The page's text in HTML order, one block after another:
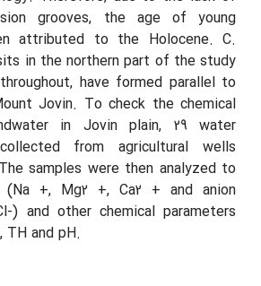
grooves, the age of young
attributed to the Holocene. C.
in the northern part of the study
have formed parallel to
Jovin. To check the chemical
in Jovin plain, 29 water
from agricultural wells
samples were then analyzed to
(Na +, Mg2 +, Ca2 + and anion
) and other chemical parameters
TH and pH.